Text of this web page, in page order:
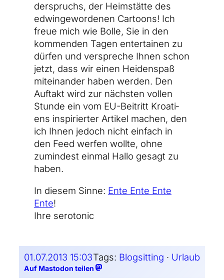
der­spruchs, der Heim­stät­te des
edwin­ge­wor­de­nen Car­toons! Ich
freue mich wie Bol­le, Sie in den
kom­men­den Tagen enter­tai­nen zu
dür­fen und ver­spre­che Ihnen schon
jetzt, dass wir einen Hei­den­spaß
mit­ein­an­der haben wer­den. Den
Auf­takt wird zur nächs­ten vol­len
Stun­de ein vom EU-Beitritt Kroa­ti­
ens inspi­rier­ter Arti­kel machen, den
ich Ihnen jedoch nicht ein­fach in
den Feed wer­fen woll­te, ohne
zumin­dest ein­mal Hal­lo gesagt zu
haben.
In die­sem Sin­ne: Ente Ente Ente
Ente!
Ihre serotonic
01.07.2013 15:03Tags: Blogsitting · Urlaub
Auf Mastodon teilen